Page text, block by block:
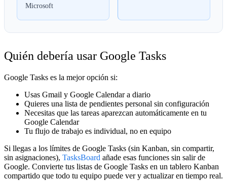
Microsoft
Quién debería usar Google Tasks
Google Tasks es la mejor opción si:
Usas Gmail y Google Calendar a diario
Quieres una lista de pendientes personal sin configuración
Necesitas que las tareas aparezcan automáticamente en tu
Google Calendar
Tu flujo de trabajo es individual, no en equipo
Si llegas a los límites de Google Tasks (sin Kanban, sin compartir,
sin asignaciones), TasksBoard añade esas funciones sin salir de
Google. Convierte tus listas de Google Tasks en un tablero Kanban
compartido que todo tu equipo puede ver y actualizar en tiempo real.